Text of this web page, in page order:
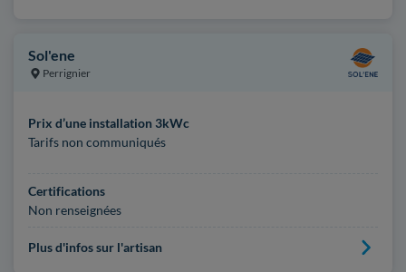
Sol'ene
Perrignier
Prix d’une installation 3kWc
Tarifs non communiqués
Certifications
Non renseignées
Plus d'infos sur l'artisan